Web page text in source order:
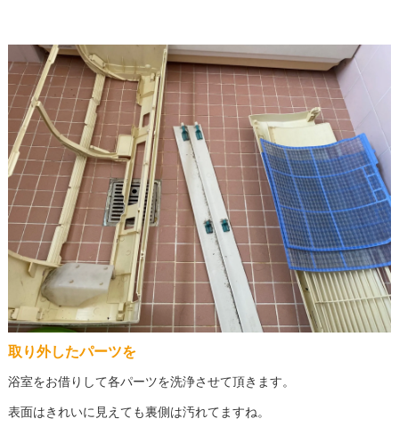
取り外したパーツを
浴室をお借りして各パーツを洗浄させて頂きます。
表面はきれいに見えても裏側は汚れてますね。